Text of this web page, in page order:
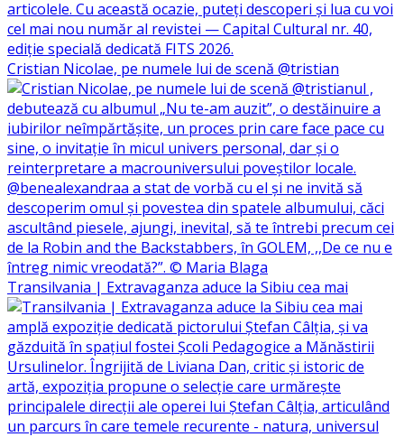
Cristian Nicolae, pe numele lui de scenă @tristian
Transilvania | Extravaganza aduce la Sibiu cea mai